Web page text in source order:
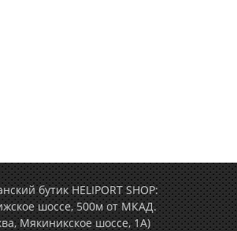
бутик HELIPORT SHOP:
шоссе, 500м от МКАД.
Мякиникское шоссе, 1А)